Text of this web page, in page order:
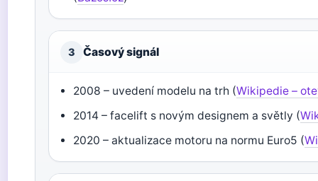
3 Časový signál
2008 – uvedení modelu na trh (Wikipedie –
2014 – facelift s novým designem a světly (
2020 – aktualizace motoru na normu Euro5 (